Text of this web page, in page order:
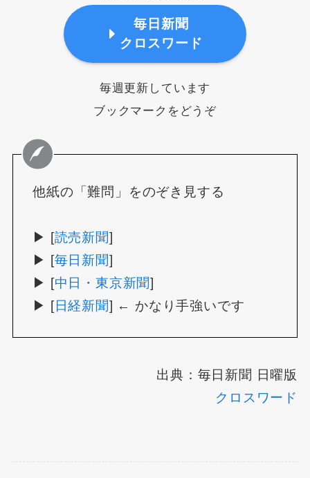
毎日新聞
クロスワード
毎週更新しています
ブックマークをどうぞ
他紙の「難問」をのぞき見する
▶ [読売新聞]
▶ [毎日新聞]
▶ [中日・東京新聞]
▶ [日経新聞] ← かなり手強いです
出典：毎日新聞 日曜版
クロスワード